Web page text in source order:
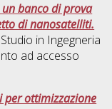
banco di prova
di nanosatelliti.
in Ingegneria
ad accesso
per ottimizzazione